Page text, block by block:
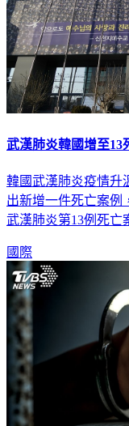
武漢肺炎韓國增至
韓國武漢肺炎疫情升
出新增一件死亡案例
武漢肺炎第13例死亡
國際